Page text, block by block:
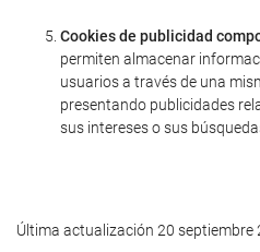
Cookies de publicidad
permiten almacenar
usuarios a través de una
presentando publicidades
sus intereses o sus
Última actualización 20 septiembre